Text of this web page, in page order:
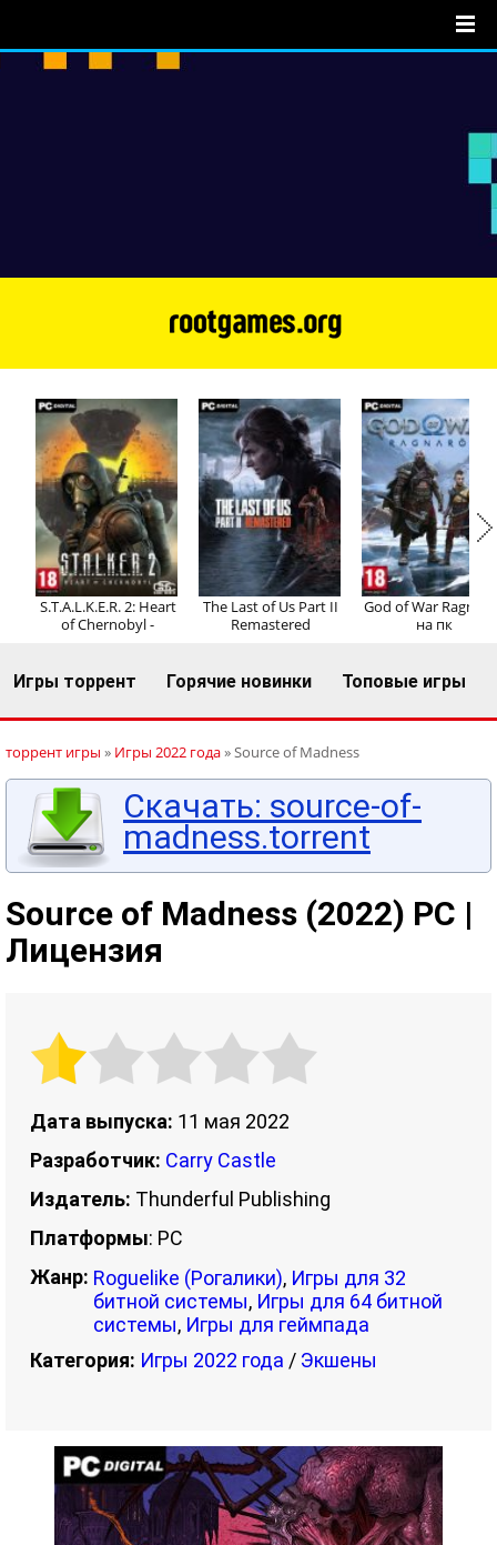
Регистрация Вход
S.T.A.L.K.E.R. 2: Heart
of Chernobyl -
The Last of Us Part II
Remastered
God of War
на пк
Игры торрент Горячие новинки Топовые игры
торрент игры » Игры 2022 года» Source of Madness
Скачать: source-of-
madness.torrent
Source of Madness (2022) PC |
Лицензия
Дата выпуска: 11 мая 2022
Разработчик: Carry Castle
Издатель: Thunderful Publishing
Платформы: PC
Жанр: Roguelike (Рогалики), Игры для 32
битной системы, Игры для 64 битной
системы, Игры для геймпада
Категория: Игры 2022 года / Экшены